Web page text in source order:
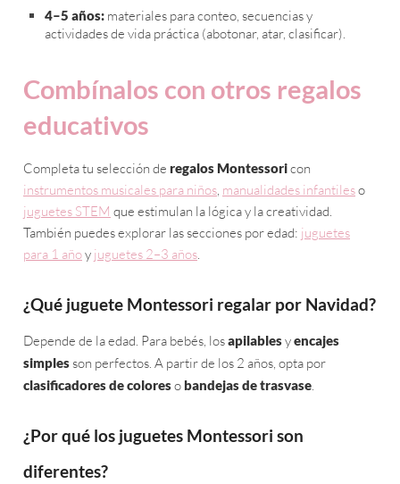
4–5 años: materiales para conteo, secuencias y
actividades de vida práctica (abotonar, atar, clasificar).
Combínalos con otros regalos
educativos
Completa tu selección de regalos Montessoricon
instrumentos musicales para niños, manualidades infantileso
juguetes STEM que estimulan la lógica y la creatividad.
También puedes explorar las secciones por edad: juguetes
para 1 añoy juguetes 2–3 años.
¿Qué juguete Montessori regalar por Navidad?
Depende de la edad. Para bebés, losapilablesyencajes
simples son perfectos. A partir de los 2 años, opta por
clasificadores de coloreso bandejas de trasvase.
¿Por qué los juguetes Montessori son
diferentes?